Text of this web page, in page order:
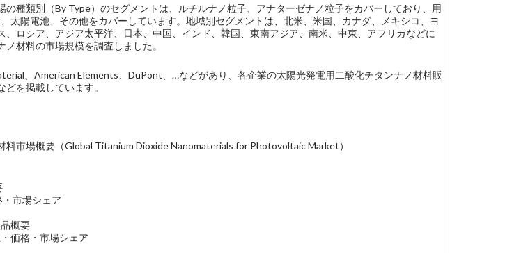
の種類別（By Type）のセグメントは、ルチルナノ粒子、アナターゼナノ粒子をカバーしており、用
太陽電池、その他をカバーしています。地域別セグメントは、北米、米国、カナダ、メキシコ、ヨ
、ロシア、アジア太平洋、日本、中国、インド、韓国、東南アジア、南米、中東、アフリカなどに
材料の市場規模を調査しました。
、American Elements、DuPont、…などがあり、各企業の太陽光発電用二酸化チタンナノ材料販
を掲載しています。
市場概要（Global Titanium Dioxide Nanomaterials for Photovoltaic Market）
市場シェア
概要
価格・市場シェア